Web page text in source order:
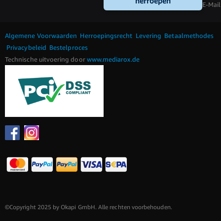
E-
Algemene Voorwaarden Herroepingsrecht Levering Betaalmethodes
Privacybeleid Bestelproces
Technische uitvoering doorwww.mediarox.de
©Copyright 2025 by Okapi GmbH. Alle rechten voorbehouden.